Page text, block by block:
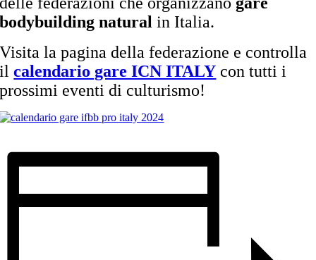
bodybuilding naturalin Italia.
Visita la pagina della federazione e controlla
ilcalendario gare ICN ITALY con tutti i
prossimi eventi di culturismo!